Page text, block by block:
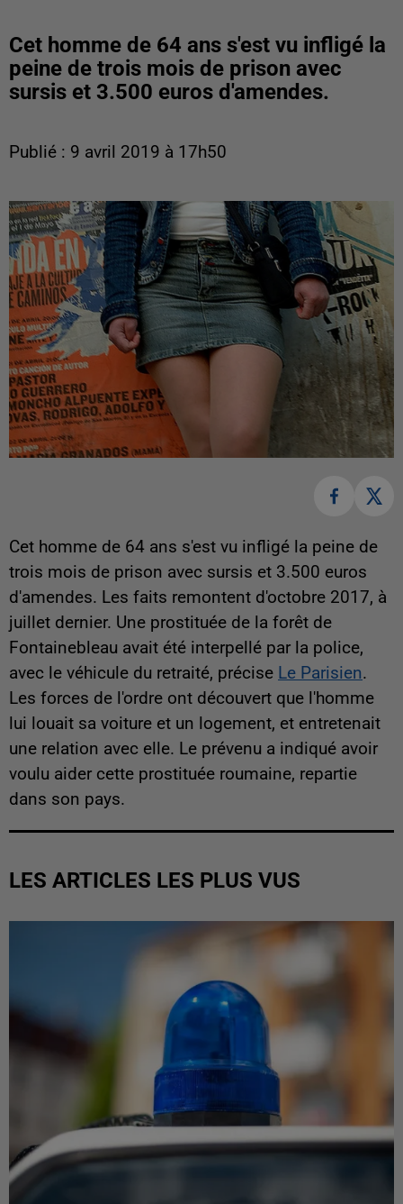
Cet homme de 64 ans s'est vu infligé la
peine de trois mois de prison avec
sursis et 3.500 euros d'amendes.
Publié : 9 avril 2019 à 17h50
Cet homme de 64 ans s'est vu infligé la peine de
trois mois de prison avec sursis et 3.500 euros
d'amendes. Les faits remontent d'octobre 2017, à
juillet dernier. Une prostituée de la forêt de
Fontainebleau avait été interpellé par la police,
avec le véhicule du retraité, précise Le Parisien.
Les forces de l'ordre ont découvert que l'homme
lui louait sa voiture et un logement, et entretenait
une relation avec elle. Le prévenu a indiqué avoir
voulu aider cette prostituée roumaine, repartie
dans son pays.
LES ARTICLES LES PLUS VUS